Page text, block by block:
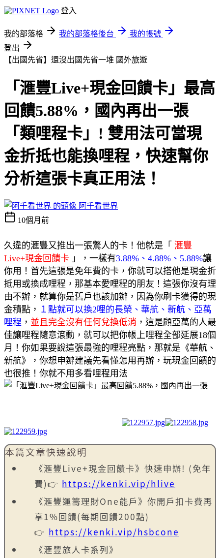
登入
我的部落格 我的部落格後台
我的帳號
登出
【出國先省】還沒出國先省一堆 國外旅遊
「滙豐Live+現金回饋卡」最高
回饋5.88%，國內再出一張
「類哩程卡」! 雙用法可當現
金折抵也能換哩程，快速幫你
分析這張卡真正用法！
阿千看世界
10個月前
久違的滙豐又推出一張驚人的卡！他就是「 滙豐
Live+現金回饋卡 」，一樣有3.88%、4.88%、5.88%讓
你用！首先這張是免年費的卡，你就可以搭他是現金折
抵用或換成哩程，那基本愛哩程的朋友！這張你沒有理
由不辦，就算你是舊戶也該加辦，因為你刷卡獲得的現
金積點， １點就可以換2哩的長榮、華航、新航、亞萬
哩程 ， 並且完全沒有任何兌換低消 ，這是顧亞萬的人最
佳讓哩程隨意滾動，就可以把你帳上哩程全部延展18個
月！你如果要說這張最強的哩程亮點，那就是《華航、
新航》，你想申辧建議先看懂怎用再辦，玩現金回饋的
也很推！你就不用多看哩程用法
本篇文章快速說明
《滙豐Live+現金回饋卡》快速申辦! (免年
費)👉 https://kenki.vip/hlive
《滙豐運籌理財One能戶》你開戶扣卡費再
享1%回饋(每期回饋200點)
👉 https://kenki.vip/hsbcone
《滙豐旅人卡系列》